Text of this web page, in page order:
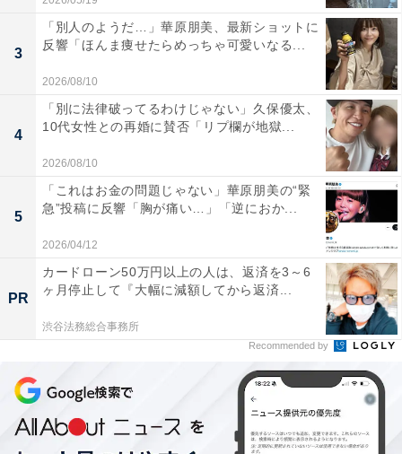
3
「別人のようだ…」華原朋美、最新ショットに
反響「ほんま痩せたらめっちゃ可愛いなる...
2026/08/10
4
「別に法律破ってるわけじゃない」久保優太、
10代女性との再婚に賛否「リプ欄が地獄...
2026/08/10
5
「これはお金の問題じゃない」華原朋美の“緊
急”投稿に反響「胸が痛い…」「逆におか...
2026/04/12
PR
カードローン50万円以上の人は、返済を3～6
ヶ月停止して『大幅に減額してから返済...
渋谷法務総合事務所
Recommended by